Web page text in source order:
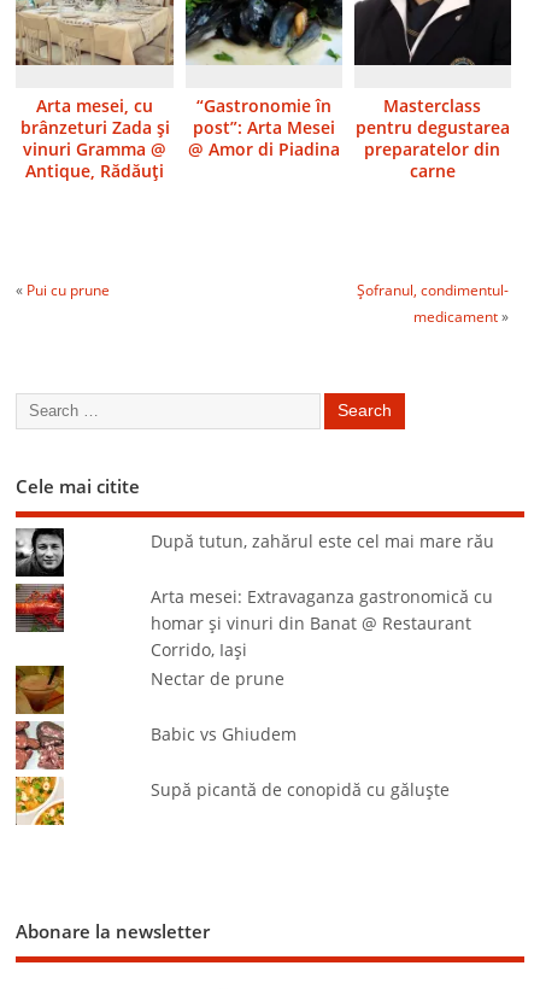
Arta mesei, cu
brânzeturi Zada şi
vinuri Gramma @
Antique, Rădăuţi
“Gastronomie în
post”: Arta Mesei
@ Amor di Piadina
Masterclass
pentru degustarea
preparatelor din
carne
« Pui cu prune
Şofranul, condimentul-
medicament»
Cele mai citite
După tutun, zahărul este cel mai mare rău
Arta mesei: Extravaganza gastronomică cu
homar şi vinuri din Banat @ Restaurant
Corrido, Iaşi
Nectar de prune
Babic vs Ghiudem
Supă picantă de conopidă cu găluşte
Abonare la newsletter